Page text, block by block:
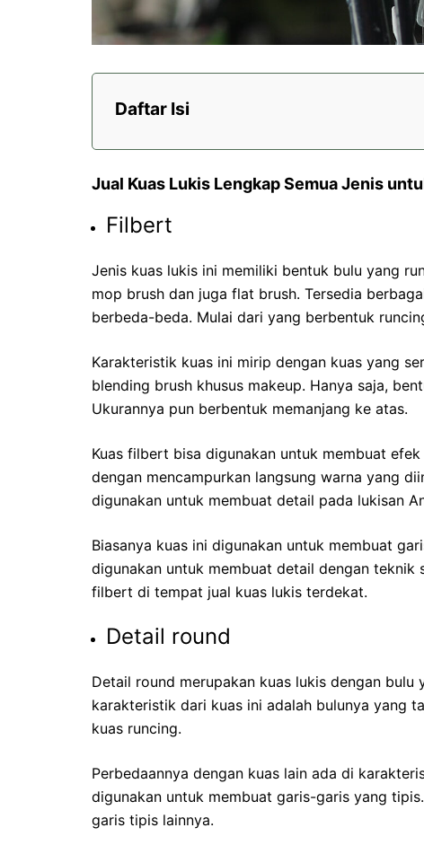
Daftar Isi
Jual Kuas Lukis Lengkap Semua Jenis
Filbert
Jenis kuas lukis ini memiliki bentuk bulu yang
mop brush dan juga flat brush. Tersedia
berbeda-beda. Mulai dari yang berbentuk
Karakteristik kuas ini mirip dengan kuas yang
blending brush khusus makeup. Hanya saja,
Ukurannya pun berbentuk memanjang ke atas.
Kuas filbert bisa digunakan untuk membuat
dengan mencampurkan langsung warna yang
digunakan untuk membuat detail pada lukisan
Biasanya kuas ini digunakan untuk membuat
digunakan untuk membuat detail dengan teknik
filbert di tempat jual kuas lukis terdekat.
Detail round
Detail round merupakan kuas lukis dengan
karakteristik dari kuas ini adalah bulunya yang
kuas runcing.
Perbedaannya dengan kuas lain ada di
digunakan untuk membuat garis-garis yang
garis tipis lainnya.